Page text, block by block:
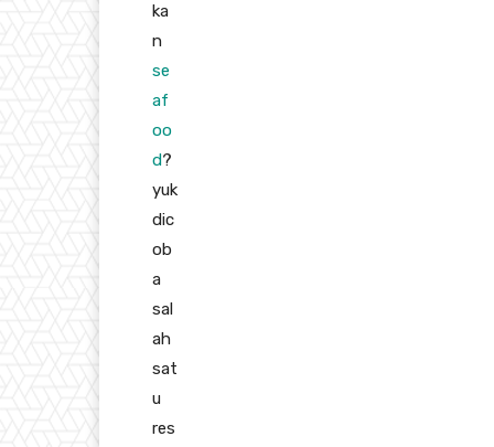
ka
n
se
af
oo
d?
yuk
dic
ob
a
sal
ah
sat
u
res